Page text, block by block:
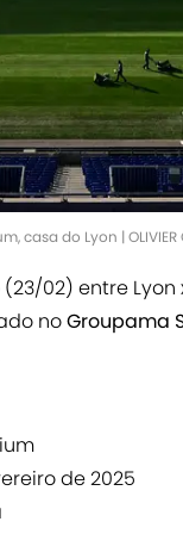
casa do Lyon | OLIVIER
02) entre Lyon
noGroupama
de 2025